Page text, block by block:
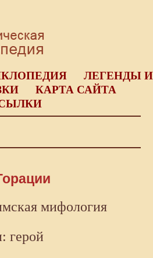
ЛЕГЕНДЫ И
КАРТА САЙТА
мифология
герой